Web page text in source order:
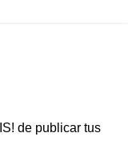
de publicar tus